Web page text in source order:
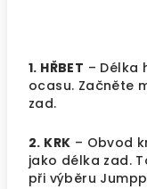
1. HŘBET – Délka
ocasu. Začněte
zad.
2. KRK – Obvod
jako délka zad.
při výběru